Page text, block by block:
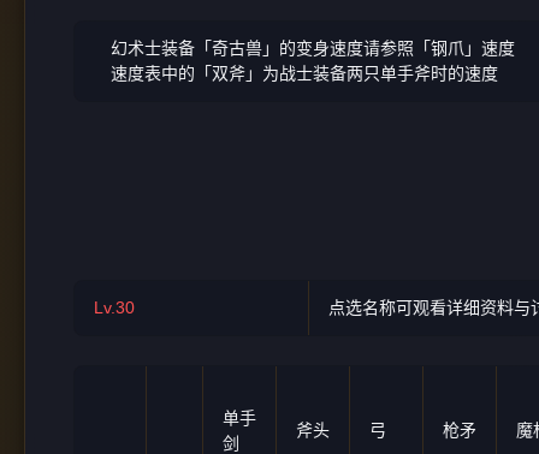
幻术士装备「奇古兽」的变身速度请参照「钢爪」速度
速度表中的「双斧」为战士装备两只单手斧时的速度
Lv.30 点选名称可观看详细资料与
单手
剑
斧头 弓 枪矛 魔